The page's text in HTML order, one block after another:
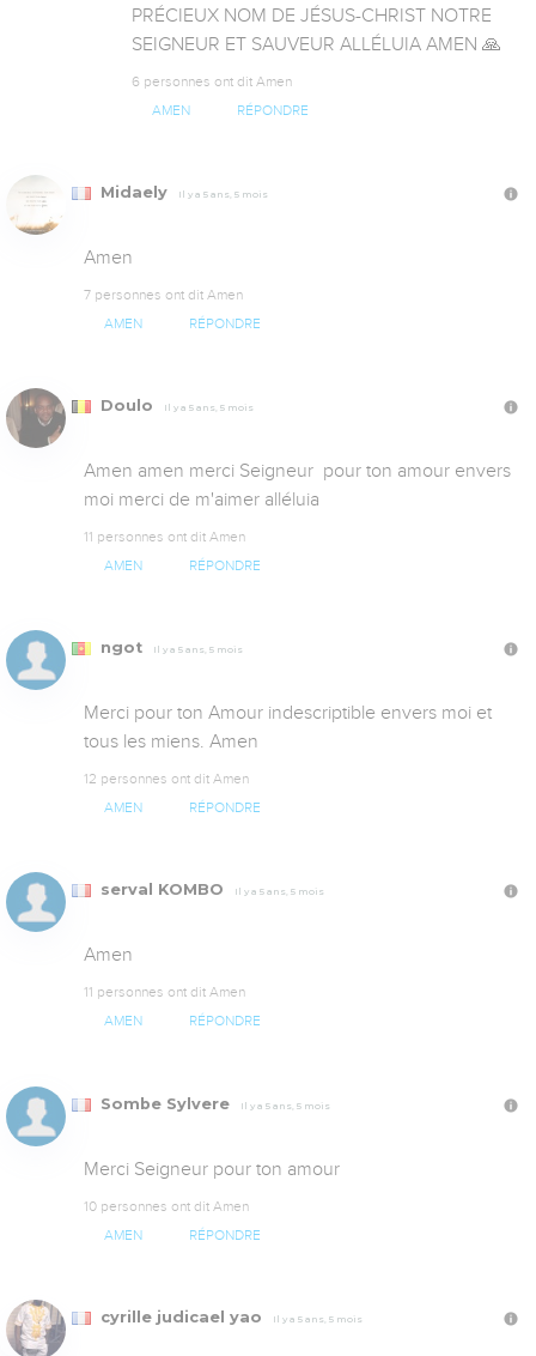
PRÉCIEUX NOM DE JÉSUS-CHRIST NOTRE
SEIGNEUR ET SAUVEUR ALLÉLUIA AMEN 🙏
6 personnes ont dit Amen
AMEN RÉPONDRE
Midaely Il y a 5 ans, 5 mois
Amen
7 personnes ont dit Amen
AMEN RÉPONDRE
Doulo Il y a 5 ans, 5 mois
Amen amen merci Seigneur  pour ton amour envers
moi merci de m'aimer alléluia
11 personnes ont dit Amen
AMEN RÉPONDRE
ngot Il y a 5 ans, 5 mois
Merci pour ton Amour indescriptible envers moi et
tous les miens. Amen
12 personnes ont dit Amen
AMEN RÉPONDRE
serval KOMBO Il y a 5 ans, 5 mois
Amen
11 personnes ont dit Amen
AMEN RÉPONDRE
Sombe Sylvere Il y a 5 ans, 5 mois
Merci Seigneur pour ton amour
10 personnes ont dit Amen
AMEN RÉPONDRE
cyrille judicael yao Il y a 5 ans, 5 mois